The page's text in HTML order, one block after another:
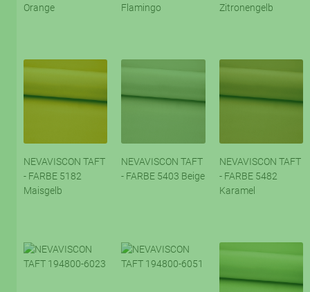
Orange
Flamingo
Zitronengelb
NEVAVISCON TAFT
- FARBE 5182
Maisgelb
NEVAVISCON TAFT
- FARBE 5403 Beige
NEVAVISCON TAFT
- FARBE 5482
Karamel